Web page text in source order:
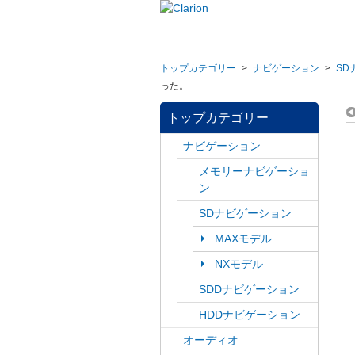
トップカテゴリー > ナビゲーション > SD
った。
トップカテゴリー
ナビゲーション
メモリーナビゲーショ
ン
SDナビゲーション
MAXモデル
NXモデル
SDDナビゲーション
HDDナビゲーション
オーディオ